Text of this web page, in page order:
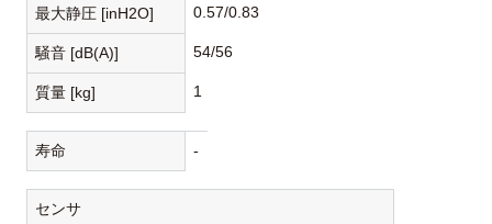
最大静圧 [inH2O] 0.57/0.83
騒音 [dB(A)] 54/56
質量 [kg] 1
寿命 -
センサ